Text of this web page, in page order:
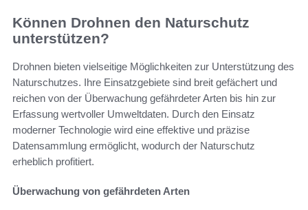
Können Drohnen den Naturschutz
unterstützen?
Drohnen bieten vielseitige Möglichkeiten zur Unterstützung des
Naturschutzes. Ihre Einsatzgebiete sind breit gefächert und
reichen von der Überwachung gefährdeter Arten bis hin zur
Erfassung wertvoller Umweltdaten. Durch den Einsatz
moderner Technologie wird eine effektive und präzise
Datensammlung ermöglicht, wodurch der Naturschutz
erheblich profitiert.
Überwachung von gefährdeten Arten